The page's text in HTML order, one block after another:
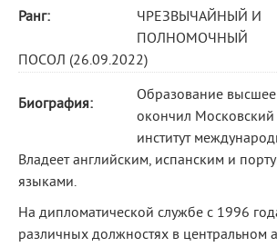
Ранг:
ЧРЕЗВЫЧАЙНЫЙ И
ПОЛНОМОЧНЫЙ
ПОСОЛ (26.09.2022)
Биография:
Образование
окончил Московский
институт
Владеет английским, испанским и
языками.
На дипломатической службе с 1996
различных должностях в центральном